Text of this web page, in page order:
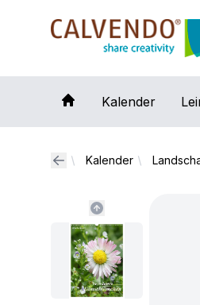
Calvendo
Kalender
Kalender